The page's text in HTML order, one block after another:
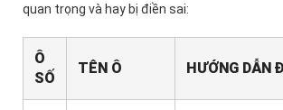
quan trọng và hay bị điền sai:
Ô
SỐ
TÊN Ô HƯỚNG DẪN